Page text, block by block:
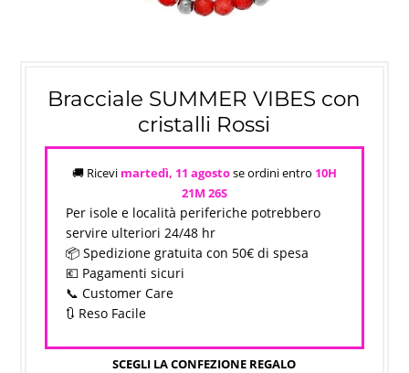
Bracciale SUMMER VIBES con
cristalli Rossi
🚚 Ricevi martedì, 11 agostose ordini entro 10H
21M 26S
Per isole e località periferiche potrebbero
servire ulteriori 24/48 hr
📦 Spedizione gratuita con 50€ di spesa
💶 Pagamenti sicuri
📞 Customer Care
🔃 Reso Facile
SCEGLI LA CONFEZIONE REGALO